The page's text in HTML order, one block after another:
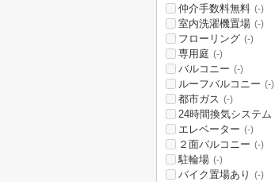
仲介手数料無料 (-)
室内洗濯機置場 (-)
フローリング (-)
専用庭 (-)
バルコニー (-)
ルーフバルコニー (-)
都市ガス (-)
24時間換気システム
エレベーター (-)
２面バルコニー (-)
駐輪場 (-)
バイク置場あり (-)